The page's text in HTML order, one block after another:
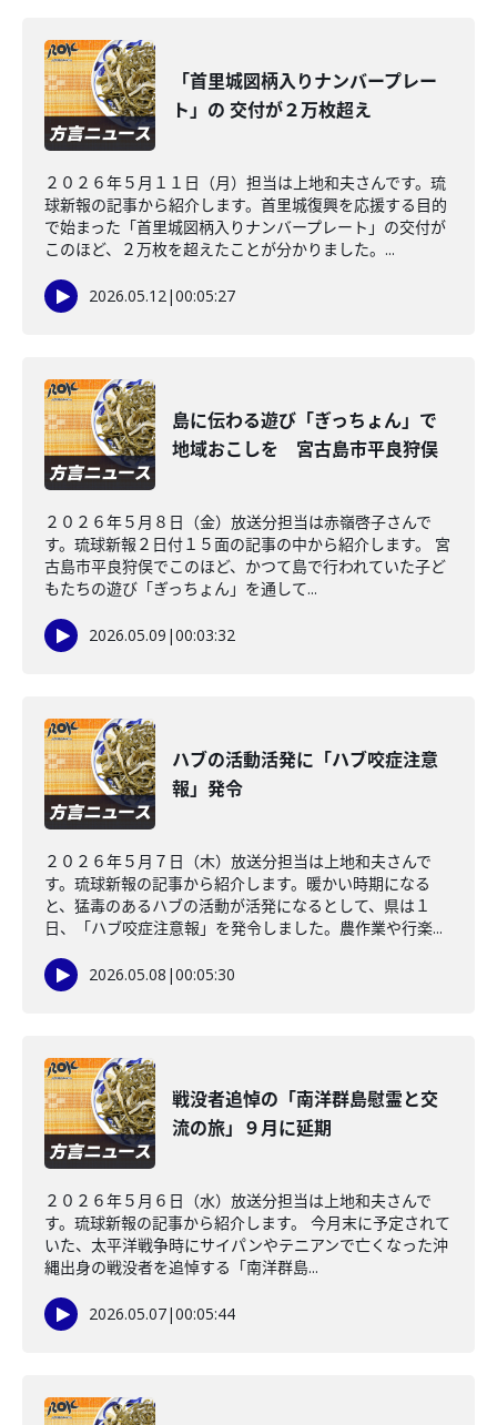
「首里城図柄入りナンバープレー
ト」の 交付が２万枚超え
２０２６年５月１１日（月）担当は上地和夫さんです。琉
球新報の記事から紹介します。首里城復興を応援する目的
で始まった「首里城図柄入りナンバープレート」の交付が
このほど、２万枚を超えたことが分かりました。...
2026.05.12|00:05:27
島に伝わる遊び「ぎっちょん」で
地域おこしを 宮古島市平良狩俣
２０２６年５月８日（金）放送分担当は赤嶺啓子さんで
す。琉球新報２日付１５面の記事の中から紹介します。 宮
古島市平良狩俣でこのほど、かつて島で行われていた子ど
もたちの遊び「ぎっちょん」を通して...
2026.05.09 |00:03:32
ハブの活動活発に「ハブ咬症注意
報」発令
２０２６年５月７日（木）放送分担当は上地和夫さんで
す。琉球新報の記事から紹介します。暖かい時期になる
と、猛毒のあるハブの活動が活発になるとして、県は１
日、「ハブ咬症注意報」を発令しました。農作業や行楽...
2026.05.08 |00:05:30
戦没者追悼の「南洋群島慰霊と交
流の旅」９月に延期
２０２６年５月６日（水）放送分担当は上地和夫さんで
す。琉球新報の記事から紹介します。 今月末に予定されて
いた、太平洋戦争時にサイパンやテニアンで亡くなった沖
縄出身の戦没者を追悼する「南洋群島...
2026.05.07|00:05:44